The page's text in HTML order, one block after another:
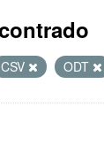
CSV ODT